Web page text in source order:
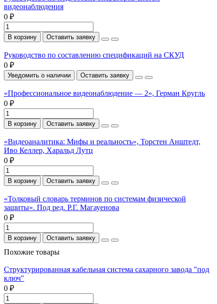
видеонаблюдения
0 ₽
В корзину Оставить заявку
Руководство по составлению спецификаций на СКУД
0 ₽
Уведомить о наличии Оставить заявку
«Профессиональное видеонаблюдение — 2», Герман Кругль
0 ₽
В корзину Оставить заявку
«Видеоаналитика: Мифы и реальность», Торстен Анштедт,
Иво Келлер, Харальд Лутц
0 ₽
В корзину Оставить заявку
«Толковый словарь терминов по системам физической
защиты». Под ред. Р.Г. Магауенова
0 ₽
В корзину Оставить заявку
Похожие товары
Структурированная кабельная система сахарного завода "под
ключ"
0 ₽